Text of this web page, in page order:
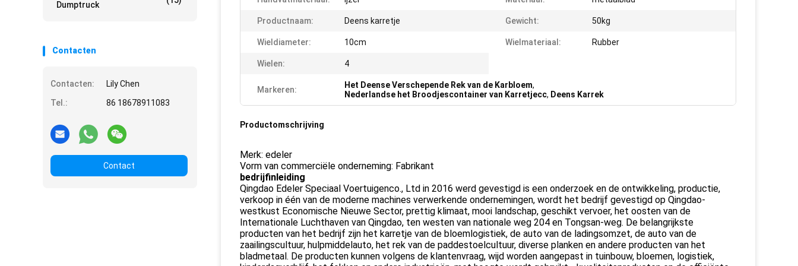
Dumptruck
Contacten
Contacten:
Lily Chen
Tel.:
86 18678911083
Contact
Productnaam: Deens karretje Gewicht: 50kg
Wieldiameter: 10cm Wielmateriaal: Rubber
Wielen: 4
Markeren: Het Deense Verschepende Rek van de Karbloem,
Nederlandse het Broodjescontainer van Karretjecc, Deens Karrek
Productomschrijving
Merk: edeler
Vorm van commerciële onderneming: Fabrikant
bedrijfinleiding
Qingdao Edeler Speciaal Voertuigenco., Ltd in 2016 werd gevestigd is een onderzoek en de ontwikkeling, productie,
verkoop in één van de moderne machines verwerkende ondernemingen, wordt het bedrijf gevestigd op Qingdao-
westkust Economische Nieuwe Sector, prettig klimaat, mooi landschap, geschikt vervoer, het oosten van de
Internationale Luchthaven van Qingdao, ten westen van nationale weg 204 en Tongsan-weg. De belangrijkste
producten van het bedrijf zijn het karretje van de bloemlogistiek, de auto van de ladingsomzet, de auto van de
zaailingscultuur, hulpmiddelauto, het rek van de paddestoelcultuur, diverse planken en andere producten van het
bladmetaal. De producten kunnen volgens de klantenvraag, wijd worden aangepast in tuinbouw, bloemen, logistiek,